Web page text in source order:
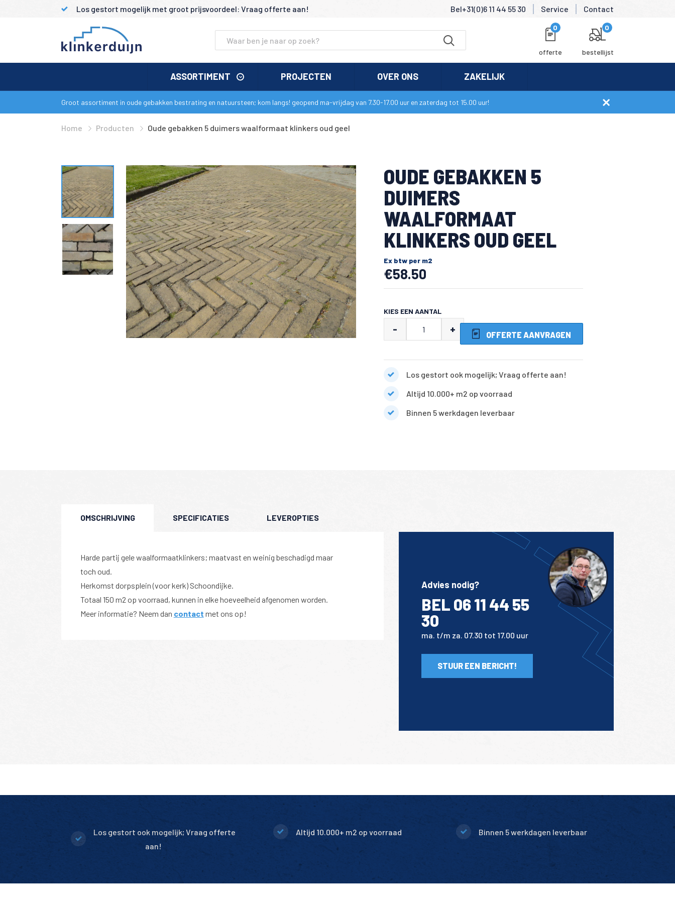
Los gestort mogelijk met groot prijsvoordeel: Vraag offerte aan! Bel+31(0)6 11 44 55 30 Service Contact
0
offerte
0
bestellijst
ASSORTIMENT PROJECTEN OVER ONS ZAKELIJK
Groot assortiment in oude gebakken bestrating en natuursteen; kom langs! geopend ma-vrijdag van 7.30-17.00 uur en zaterdag tot 15.00 uur!
Home Producten Oude gebakken 5 duimers waalformaat klinkers oud geel
OUDE GEBAKKEN 5
DUIMERS
WAALFORMAAT
KLINKERS OUD GEEL
Ex btw per m2
€58.50
KIES EEN AANTAL
gebakken
waalformaat
klinkers
oud
- + OFFERTE AANVRAGEN
Los gestort ook mogelijk; Vraag offerte aan!
Altijd 10.000+ m2 op voorraad
Binnen 5 werkdagen leverbaar
OMSCHRIJVING SPECIFICATIES LEVEROPTIES
Harde partij gele waalformaatklinkers; maatvast en weinig beschadigd maar
toch oud.
Herkomst dorpsplein (voor kerk) Schoondijke.
Totaal 150 m2 op voorraad, kunnen in elke hoeveelheid afgenomen worden.
Meer informatie? Neem dan contact met ons op!
Advies nodig?
BEL 06 11 44 55
30
ma. t/m za. 07.30 tot 17.00 uur
STUUR EEN BERICHT!
Los gestort ook mogelijk; Vraag offerte
aan!
Altijd 10.000+ m2 op voorraad Binnen 5 werkdagen leverbaar